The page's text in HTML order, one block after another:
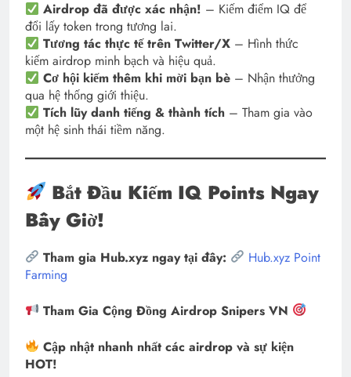
Airdrop đã được xác nhận! – Kiếm điểm IQ để
đổi lấy token trong tương lai.
Tương tác thực tế trên Twitter/X – Hình thức
kiếm airdrop minh bạch và hiệu quả.
Cơ hội kiếm thêm khi mời bạn bè – Nhận thưởng
qua hệ thống giới thiệu.
Tích lũy danh tiếng & thành tích – Tham gia vào
một hệ sinh thái tiềm năng.
Bắt Đầu Kiếm IQ Points Ngay
Bây Giờ!
Tham gia Hub.xyz ngay tại đây:
Hub.xyz Point
Farming
Tham Gia Cộng Đồng Airdrop Snipers VN
Cập nhật nhanh nhất các airdrop và sự kiện
HOT!